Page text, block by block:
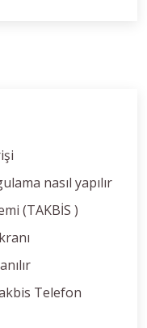
nasıl yapılır
(TAKBİS )
Telefon